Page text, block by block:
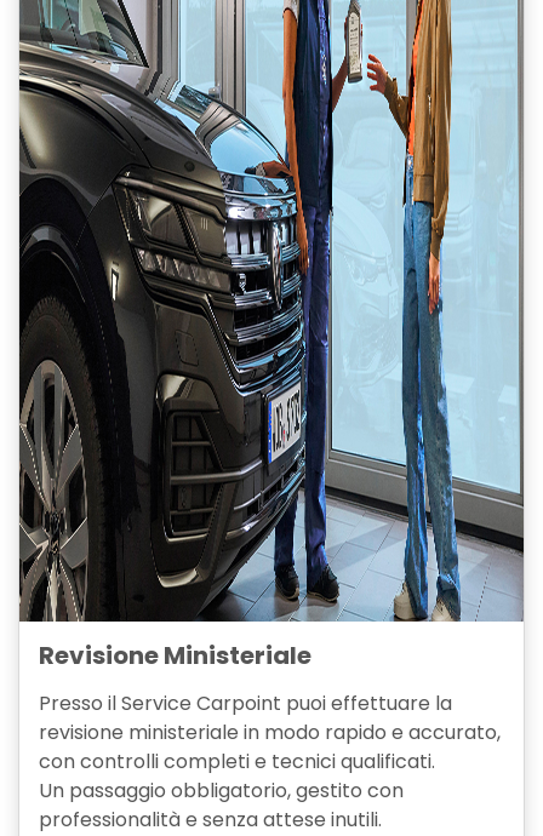
Revisione Ministeriale
Presso il Service Carpoint puoi effettuare la
revisione ministeriale in modo rapido e accurato,
con controlli completi e tecnici qualificati.
Un passaggio obbligatorio, gestito con
professionalità e senza attese inutili.